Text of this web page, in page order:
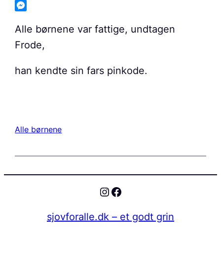
Email
Alle børnene var fattige, undtagen
Frode,
han kendte sin fars pinkode.
Alle børnene
Instagram
Facebook
sjovforalle.dk – et godt grin